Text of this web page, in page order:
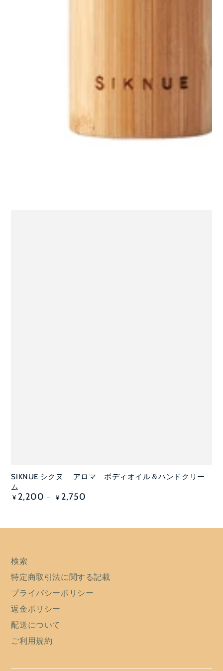
SIKNUE シクヌ アロマ ボディオイル＆ハンドクリー
ム
定
価
¥ 2,200 ¥ 2,750
検索
特定商取引法に関する記載
プライバシーポリシー
返金ポリシー
配送について
ご利用規約